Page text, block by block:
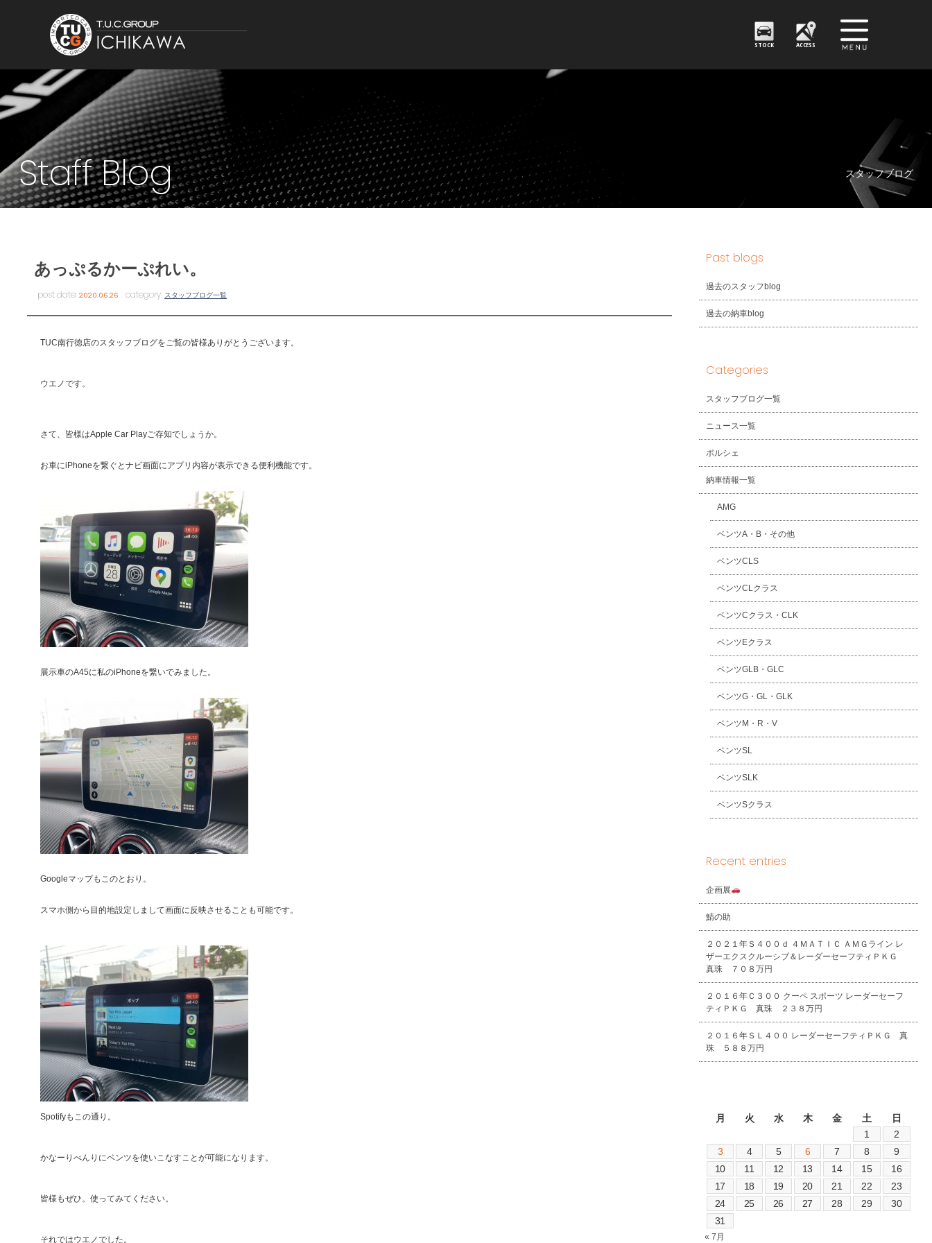
STOCK ACCESS
Staff Blog スタッフブログ
あっぷるかーぷれい。
post date:2020.06.26 category: スタッフブログ一覧
TUC南行徳店のスタッフブログをご覧の皆様ありがとうございます。
ウエノです。
さて、皆様はApple Car Playご存知でしょうか。
お車にiPhoneを繋ぐとナビ画面にアプリ内容が表示できる便利機能です。
展示車のA45に私のiPhoneを繋いでみました。
Googleマップもこのとおり。
スマホ側から目的地設定しまして画面に反映させることも可能です。
Spotifyもこの通り。
かなーりべんりにベンツを使いこなすことが可能になります。
皆様もぜひ。使ってみてください。
それではウエノでした。
Past blogs
過去のスタッフblog
過去の納車blog
Categories
スタッフブログ一覧
ニュース一覧
ポルシェ
納車情報一覧
AMG
ベンツA・B・その他
ベンツCLS
ベンツCLクラス
ベンツCクラス・CLK
ベンツEクラス
ベンツGLB・GLC
ベンツG・GL・GLK
ベンツM・R・V
ベンツSL
ベンツSLK
ベンツSクラス
Recent entries
企画展
鯖の助
２０２１年Ｓ４００ｄ ４ＭＡＴＩＣ ＡＭＧライン レ
ザーエクスクルーシブ＆レーダーセーフティＰＫＧ
真珠 ７０８万円
２０１６年Ｃ３００ クーペ スポーツ レーダーセーフ
ティＰＫＧ 真珠 ２３８万円
２０１６年ＳＬ４００ レーダーセーフティＰＫＧ 真
珠 ５８８万円
月
火 水 木 金 土
日
1
2
3
4 5 6 7 8
9
10
11 12 13 14 15
16
17
18 19 20 21 22
23
24
25 26 27 28 29
30
31
« 7月